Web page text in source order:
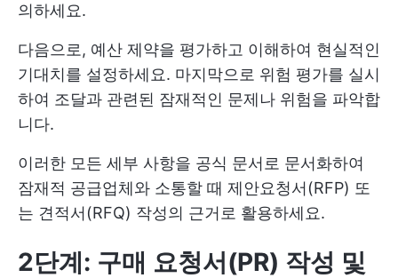
의하세요.
다음으로, 예산 제약을 평가하고 이해하여 현실적인
기대치를 설정하세요. 마지막으로 위험 평가를 실시
하여 조달과 관련된 잠재적인 문제나 위험을 파악합
니다.
이러한 모든 세부 사항을 공식 문서로 문서화하여
잠재적 공급업체와 소통할 때 제안요청서(RFP) 또
는 견적서(RFQ) 작성의 근거로 활용하세요.
2단계: 구매 요청서(PR) 작성 및